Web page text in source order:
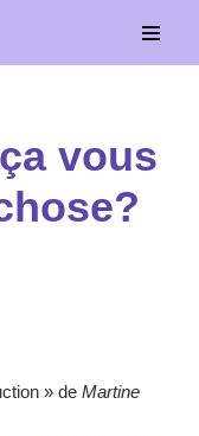
vous
» de Martine